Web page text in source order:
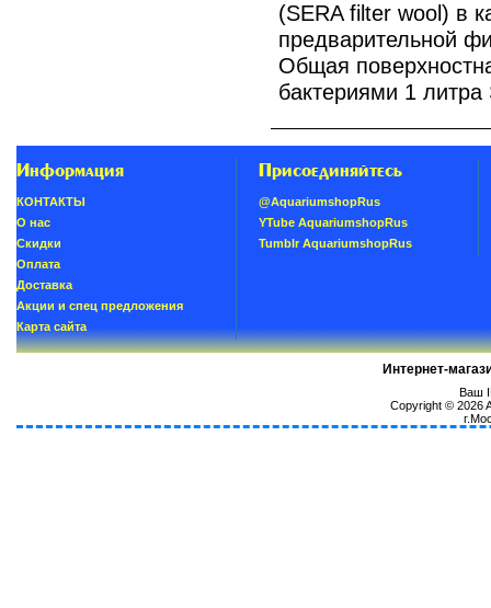
(SERA filter wool) в
предварительной
Общая
бактериями 1 литра
Информация
КОНТАКТЫ
О нас
Скидки
Oплатa
Доставка
Акции и спец предложения
Карта сайта
Присоединяйтесь
@AquariumshopRus
YTube AquariumshopRus
Tumblr AquariumshopRus
Интернет-
Ваш
Copyright © 2026